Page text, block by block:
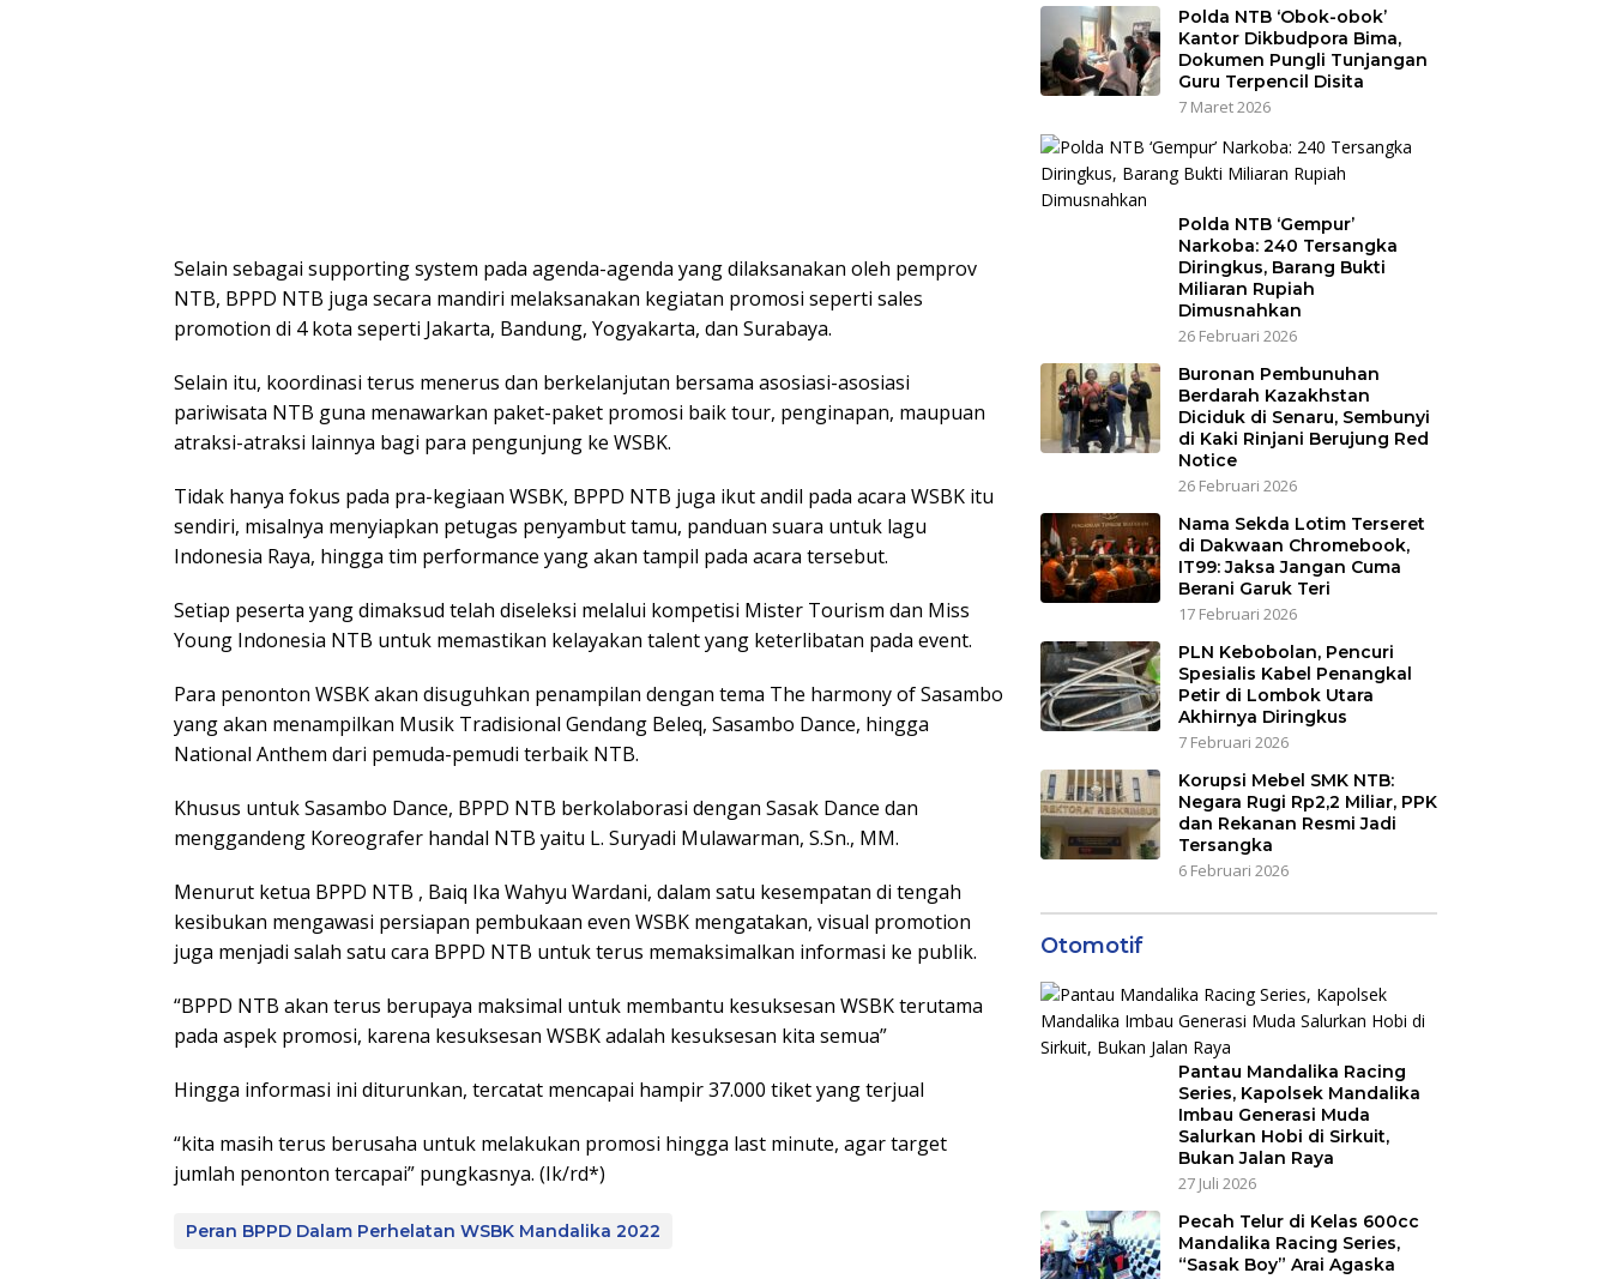
Selain sebagai supporting system pada agenda-agenda yang dilaksanakan oleh pemprov
NTB, BPPD NTB juga secara mandiri melaksanakan kegiatan promosi seperti sales
promotion di 4 kota seperti Jakarta, Bandung, Yogyakarta, dan Surabaya.
Selain itu, koordinasi terus menerus dan berkelanjutan bersama asosiasi-asosiasi
pariwisata NTB guna menawarkan paket-paket promosi baik tour, penginapan, maupuan
atraksi-atraksi lainnya bagi para pengunjung ke WSBK.
Tidak hanya fokus pada pra-kegiaan WSBK, BPPD NTB juga ikut andil pada acara WSBK itu
sendiri, misalnya menyiapkan petugas penyambut tamu, panduan suara untuk lagu
Indonesia Raya, hingga tim performance yang akan tampil pada acara tersebut.
Setiap peserta yang dimaksud telah diseleksi melalui kompetisi Mister Tourism dan Miss
Young Indonesia NTB untuk memastikan kelayakan talent yang keterlibatan pada event.
Para penonton WSBK akan disuguhkan penampilan dengan tema The harmony of Sasambo
yang akan menampilkan Musik Tradisional Gendang Beleq, Sasambo Dance, hingga
National Anthem dari pemuda-pemudi terbaik NTB.
Khusus untuk Sasambo Dance, BPPD NTB berkolaborasi dengan Sasak Dance dan
menggandeng Koreografer handal NTB yaitu L. Suryadi Mulawarman, S.Sn., MM.
Menurut ketua BPPD NTB , Baiq Ika Wahyu Wardani, dalam satu kesempatan di tengah
kesibukan mengawasi persiapan pembukaan even WSBK mengatakan, visual promotion
juga menjadi salah satu cara BPPD NTB untuk terus memaksimalkan informasi ke publik.
“BPPD NTB akan terus berupaya maksimal untuk membantu kesuksesan WSBK terutama
pada aspek promosi, karena kesuksesan WSBK adalah kesuksesan kita semua”
Hingga informasi ini diturunkan, tercatat mencapai hampir 37.000 tiket yang terjual
“kita masih terus berusaha untuk melakukan promosi hingga last minute, agar target
jumlah penonton tercapai” pungkasnya. (Ik/rd*)
Peran BPPD Dalam Perhelatan WSBK Mandalika 2022
Polda NTB ‘Obok-obok’
Kantor Dikbudpora Bima,
Dokumen Pungli Tunjangan
Guru Terpencil Disita
7 Maret 2026
Polda NTB ‘Gempur’
Narkoba: 240 Tersangka
Diringkus, Barang Bukti
Miliaran Rupiah
Dimusnahkan
26 Februari 2026
Buronan Pembunuhan
Berdarah Kazakhstan
Diciduk di Senaru, Sembunyi
di Kaki Rinjani Berujung Red
Notice
26 Februari 2026
Nama Sekda Lotim Terseret
di Dakwaan Chromebook,
IT99: Jaksa Jangan Cuma
Berani Garuk Teri
17 Februari 2026
PLN Kebobolan, Pencuri
Spesialis Kabel Penangkal
Petir di Lombok Utara
Akhirnya Diringkus
7 Februari 2026
Korupsi Mebel SMK NTB:
Negara Rugi Rp2,2 Miliar, PPK
dan Rekanan Resmi Jadi
Tersangka
6 Februari 2026
Otomotif
Pantau Mandalika Racing
Series, Kapolsek Mandalika
Imbau Generasi Muda
Salurkan Hobi di Sirkuit,
Bukan Jalan Raya
27 Juli 2026
Pecah Telur di Kelas 600cc
Mandalika Racing Series,
“Sasak Boy” Arai Agaska